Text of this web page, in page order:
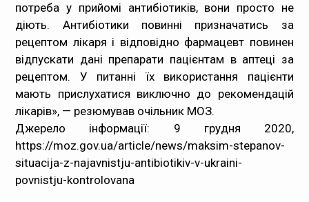
потреба у прийомі антибіотиків, вони просто не
діють. Антибіотики повинні призначатись за
рецептом лікаря і відповідно фармацевт повинен
відпускати дані препарати пацієнтам в аптеці за
рецептом. У питанні їх використання пацієнти
мають прислухатися виключно до рекомендацій
лікарів», — резюмував очільник МОЗ.
Джерело інформації: 9 грудня 2020,
https://moz.gov.ua/article/news/maksim-stepanov-
situacija-z-najavnistju-antibiotikiv-v-ukraini-
povnistju-kontrolovana